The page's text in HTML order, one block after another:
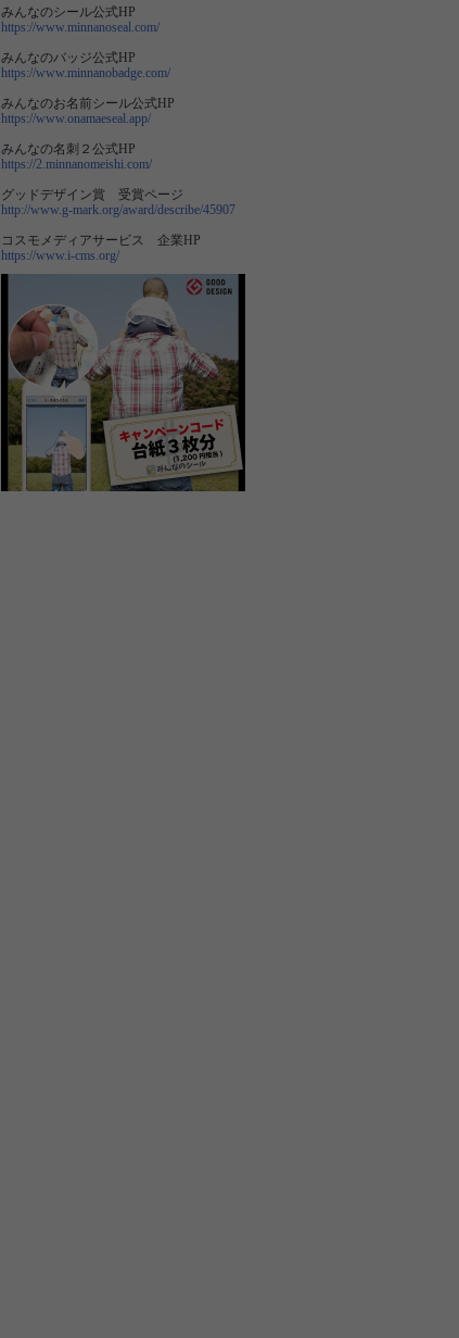
みんなのシール公式HP
https://www.minnanoseal.com/
みんなのバッジ公式HP
https://www.minnanobadge.com/
みんなのお名前シール公式HP
https://www.onamaeseal.app/
みんなの名刺２公式HP
https://2.minnanomeishi.com/
グッドデザイン賞 受賞ページ
http://www.g-mark.org/award/describe/45907
コスモメディアサービス 企業HP
https://www.i-cms.org/